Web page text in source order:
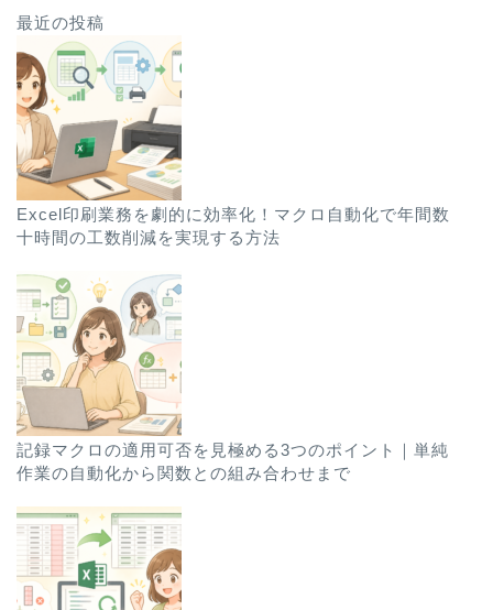
最近の投稿
Excel印刷業務を劇的に効率化！マクロ自動化で年間数
十時間の工数削減を実現する方法
記録マクロの適用可否を見極める3つのポイント｜単純
作業の自動化から関数との組み合わせまで